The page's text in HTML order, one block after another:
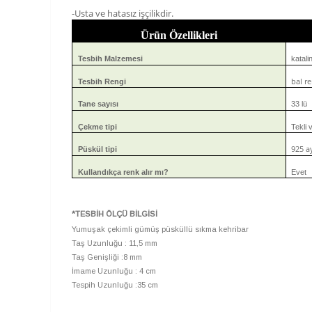
-Usta ve hatasız işçilikdir.
Ürün Özellikleri
Tesbih Malzemesi
Tesbih Rengi bal
Tane sayısı 33 lü
Çekme tipi Tekli
Püskül tipi 925
Kullandıkça renk alır mı? Evet
*TESBİH ÖLÇÜ BİLGİSİ
Yumuşak çekimli gümüş püsküllü sıkma kehribar
Taş Uzunluğu : 11,5 mm
Taş Genişliği :8 mm
İmame Uzunluğu : 4 cm
Tespih Uzunluğu :35 cm